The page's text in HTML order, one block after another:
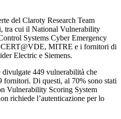
del Claroty Research Team
tra cui il National Vulnerability
Systems Cyber Emergency
CERT@VDE, MITRE e i fornitori di
Electric e Siemens.
449 vulnerabilità che
fornitori. Di questi, al 70% sono stati
Vulnerability Scoring System
richiede l’autenticazione per lo